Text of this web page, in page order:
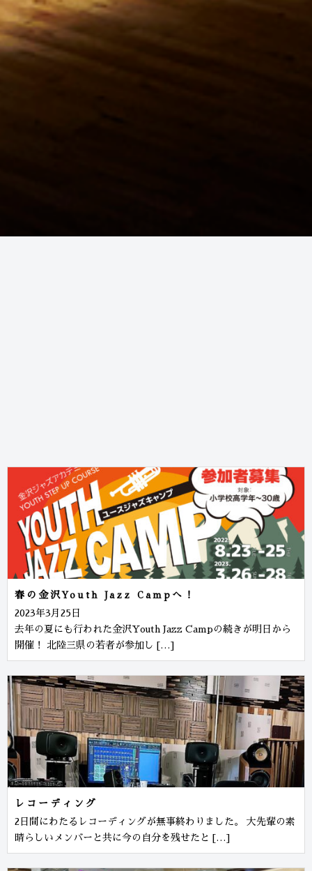
春の金沢Youth Jazz Campへ！
2023年3月25日
去年の夏にも行われた金沢Youth Jazz Campの続きが明日から
開催！ 北陸三県の若者が参加し […]
レコーディング
2日間にわたるレコーディングが無事終わりました。 大先輩の素
晴らしいメンバーと共に今の自分を残せたと […]